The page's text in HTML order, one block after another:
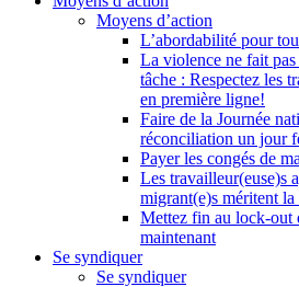
Moyens d’action
L’abordabilité pour
La violence ne fait
tâche : Respectez les
en première ligne!
Faire de la Journée
réconciliation un jour
Payer les congés de
Les travailleur(euse)s
migrant(e)s méritent la
Mettez fin au lock-out
maintenant
Se syndiquer
Se syndiquer